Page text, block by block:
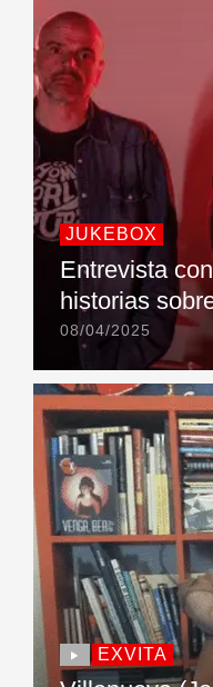
JUKEBOX
Entrevista
historias
08/04/2025
EXVITA